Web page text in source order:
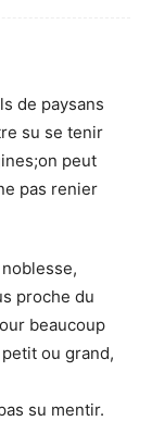
de paysans
su se tenir
peut
pas renier
proche du
beaucoup
ou grand,
su mentir.